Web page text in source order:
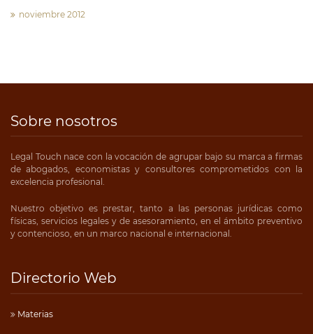
noviembre 2012
Sobre nosotros
Legal Touch nace con la vocación de agrupar bajo su marca a firmas
de abogados, economistas y consultores comprometidos con la
excelencia profesional.
Nuestro objetivo es prestar, tanto a las personas jurídicas como
físicas, servicios legales y de asesoramiento, en el ámbito preventivo
y contencioso, en un marco nacional e internacional.
Directorio Web
Materias